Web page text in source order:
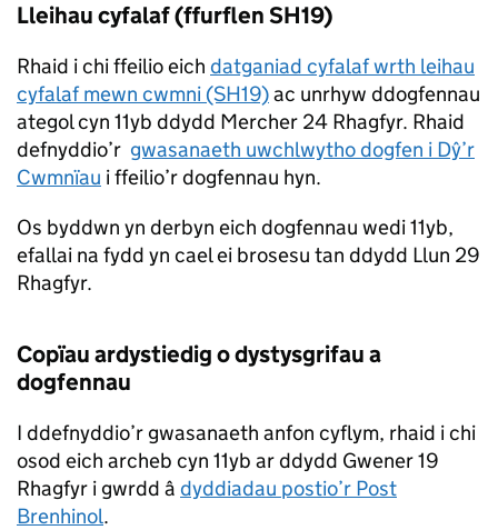
Lleihau cyfalaf (ffurflen SH19)
Rhaid i chi ffeilio eich datganiad cyfalaf wrth leihau
cyfalaf mewn cwmni (SH19)ac unrhyw ddogfennau
ategol cyn 11yb ddydd Mercher 24 Rhagfyr. Rhaid
defnyddio’r gwasanaeth uwchlwytho dogfen i Dŷ’r
Cwmnïau i ffeilio’r dogfennau hyn.
Os byddwn yn derbyn eich dogfennau wedi 11yb,
efallai na fydd yn cael ei brosesu tan ddydd Llun 29
Rhagfyr.
Copïau ardystiedig o dystysgrifau a
dogfennau
I ddefnyddio’r gwasanaeth anfon cyflym, rhaid i chi
osod eich archeb cyn 11yb ar ddydd Gwener 19
Rhagfyr i gwrdd â dyddiadau postio’r Post
Brenhinol.